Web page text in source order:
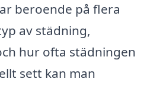
beroende på flera
av städning,
hur ofta städningen
sett kan man